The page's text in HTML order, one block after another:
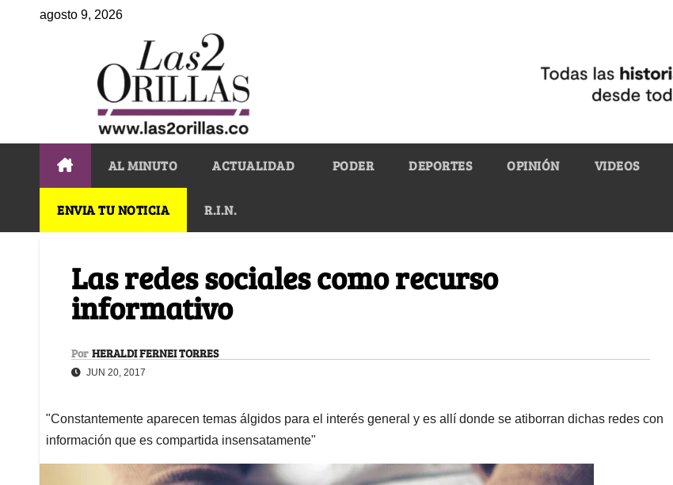
agosto 9, 2026
AL MINUTO ACTUALIDAD PODER DEPORTES OPINIÓN VIDEOS
ENVIA TU NOTICIA R.I.N.
Las redes sociales como recurso
informativo
Por HERALDI FERNEI TORRES
JUN 20, 2017
"Constantemente aparecen temas álgidos para el interés general y es allí donde se atiborran dichas redes con
información que es compartida insensatamente"